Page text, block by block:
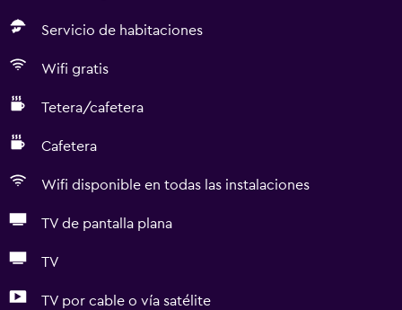
Servicio de habitaciones
Wifi gratis
Tetera/cafetera
Cafetera
Wifi disponible en todas las instalaciones
TV de pantalla plana
TV
TV por cable o vía satélite